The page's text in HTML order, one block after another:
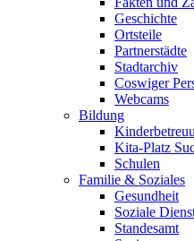
Geschichte
Ortsteile
Partnerstädte
Stadtarchiv
Coswiger
Webcams
Bildung
Kita-Platz
Schulen
Familie & Soziales
Gesundheit
Soziale
Standesamt